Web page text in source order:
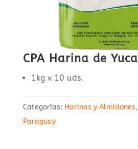
CPA Harina de Yuca
1kg x 10 uds.
Categorías: Harinas y Almidones,
Paraguay